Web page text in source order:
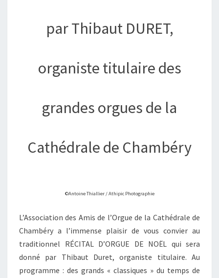
par Thibaut DURET,
organiste titulaire des
grandes orgues de la
Cathédrale de Chambéry
©Antoine Thiallier / Athipic Photographie
L’Association des Amis de l’Orgue de la Cathédrale de
Chambéry a l’immense plaisir de vous convier au
traditionnel RÉCITAL D’ORGUE DE NOËL qui sera
donné par Thibaut Duret, organiste titulaire. Au
programme : des grands « classiques » du temps de